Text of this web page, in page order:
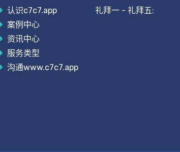
认识c7c7.app
案例中心
资讯中心
服务类型
沟通www.c7c7.app
礼拜一 - 礼拜五: